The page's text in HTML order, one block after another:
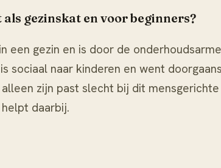
gezinskat en voor beginners?
een gezin en is door de
sociaal naar kinderen en went
zijn past slecht bij dit mensgerichte
daarbij.